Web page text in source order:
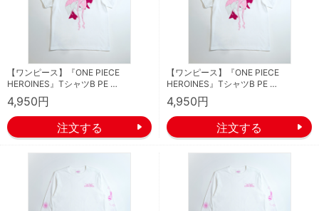
【ワンピース】『ONE PIECE
HEROINES』TシャツB PE …
4,950円
【ワンピース】『ONE PIECE
HEROINES』TシャツB PE …
4,950円